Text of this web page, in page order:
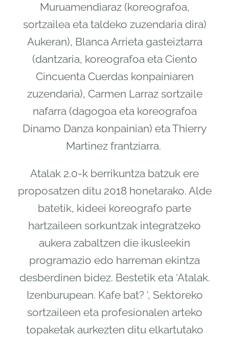
Muruamendiaraz (koreografoa,
sortzailea eta taldeko zuzendaria dira)
Aukeran), Blanca Arrieta gasteiztarra
(dantzaria, koreografoa eta Ciento
Cincuenta Cuerdas konpainiaren
zuzendaria), Carmen Larraz sortzaile
nafarra (dagogoa eta koreografoa
Dínamo Danza konpainian) eta Thierry
Martinez frantziarra.
Atalak 2.0-k berrikuntza batzuk ere
proposatzen ditu 2018 honetarako. Alde
batetik, kideei koreografo parte
hartzaileen sorkuntzak integratzeko
aukera zabaltzen die ikusleekin
programazio edo harreman ekintza
desberdinen bidez. Bestetik eta ‘Atalak.
Izenburupean. Kafe bat? ‘, Sektoreko
sortzaileen eta profesionalen arteko
topaketak aurkezten ditu elkartutako